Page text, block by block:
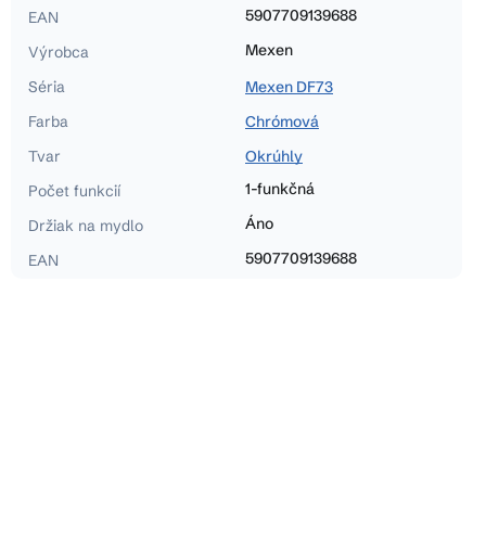
EAN
5907709139688
Výrobca
Mexen
Séria
Mexen DF73
Farba
Chrómová
Tvar
Okrúhly
Počet funkcií
1-funkčná
Držiak na mydlo
Áno
EAN
5907709139688